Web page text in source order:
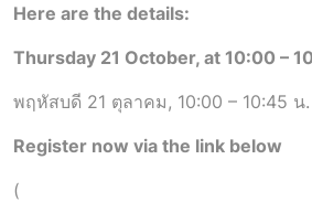
Here are the details:
Thursday 21 October, at 10:00 –
พฤหัสบดี 21 ตุลาคม, 10:00 – 10:45 น
Register now via the link below
(